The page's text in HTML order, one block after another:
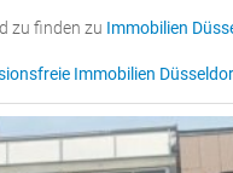
zu finden zu Immobilien
Immobilien